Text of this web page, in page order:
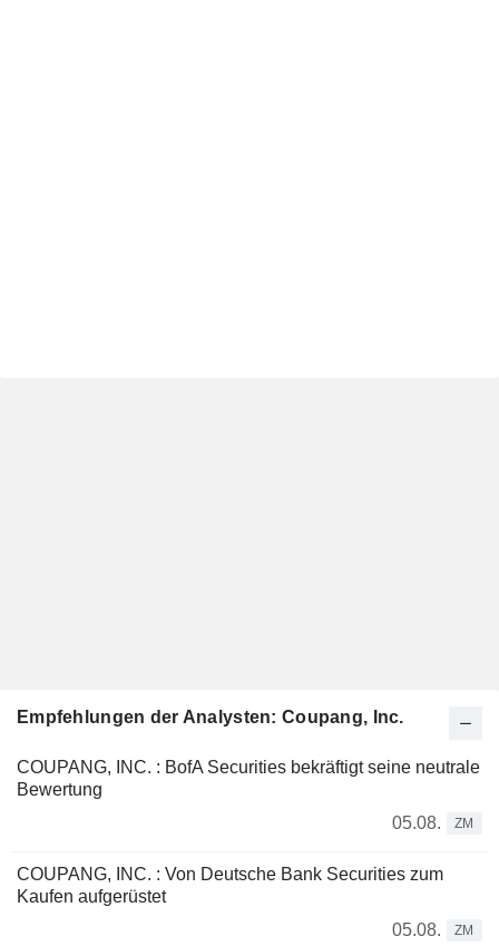
Empfehlungen der Analysten: Coupang, Inc.
COUPANG, INC. : BofA Securities bekräftigt seine neutrale
Bewertung
05.08.
ZM
COUPANG, INC. : Von Deutsche Bank Securities zum
Kaufen aufgerüstet
05.08.
ZM